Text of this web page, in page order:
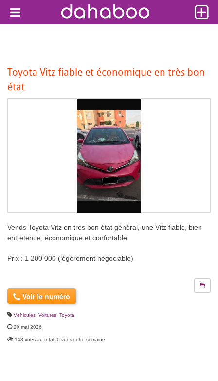
Toyota Vitz fiable et économique en très bon
état
Vends Toyota Vitz en très bon état général, une Vitz fiable, bien
entretenue, économique et confortable.
Prix : 1 200 000 (légèrement négociable)
Voir le numéro
Véhicules Voitures Toyota
20 mai 2026
148 vues au total, 0 vues cette semaine